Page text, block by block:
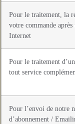
Pour le traitement, la
votre commande
Internet
Pour le traitement
tout service
Pour l’envoi de notre
d’abonnement /